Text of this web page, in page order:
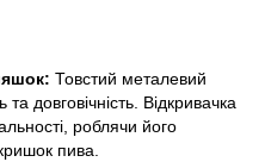
Товстий металевий
довговічність. Відкривачка
роблячи його
пива.